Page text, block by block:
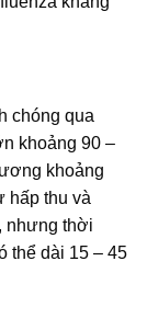
chóng qua
khoảng 90 –
khoảng
hấp thu và
nhưng thời
thể dài 15 – 45